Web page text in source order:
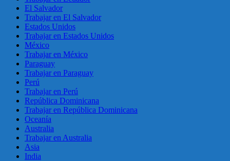
El Salvador
Trabajar en El Salvador
Estados Unidos
Trabajar en Estados Unidos
México
Trabajar en México
Paraguay
Trabajar en Paraguay
Perú
Trabajar en Perú
República Dominicana
Trabajar en República Dominicana
Oceanía
Australia
Trabajar en Australia
Asia
India